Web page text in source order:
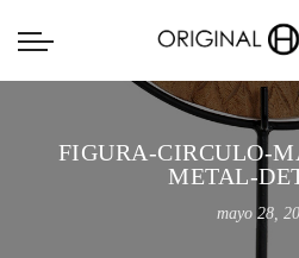
FIGURA-CIRCULO-
METAL-
mayo 28,